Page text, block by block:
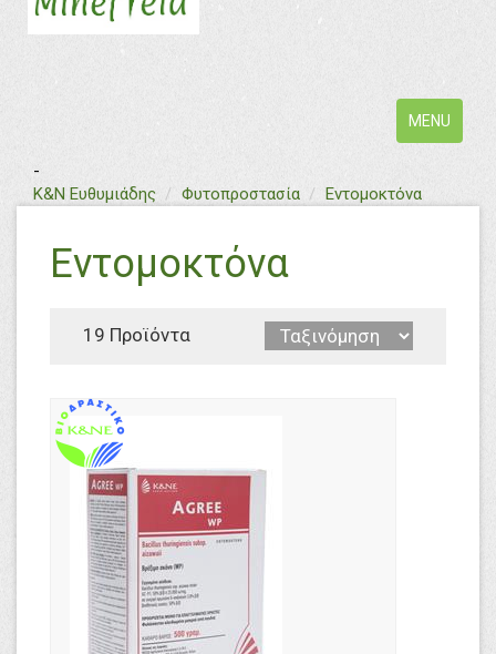
Toggle
navigation
MENU
-
Κ&Ν Ευθυμιάδης textΦυτοπροστασία Εντομοκτόνα
Εντομοκτόνα
19 Προϊόντα